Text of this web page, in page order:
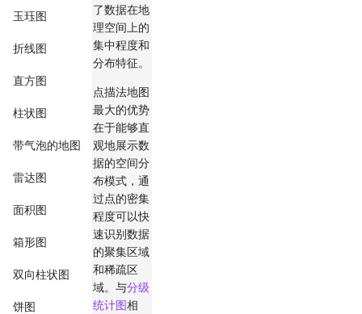
玉珏图
折线图
直方图
柱状图
带气泡的地图
雷达图
面积图
箱形图
双向柱状图
饼图
了数据在地
理空间上的
集中程度和
分布特征。
点描法地图
最大的优势
在于能够直
观地展示数
据的空间分
布模式，通
过点的密集
程度可以快
速识别数据
的聚集区域
和稀疏区
域。与分级
统计图相